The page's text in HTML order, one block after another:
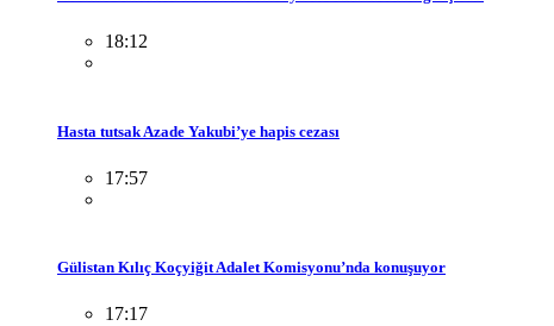
18:12
Hasta tutsak Azade Yakubi’ye hapis cezası
17:57
Gülistan Kılıç Koçyiğit Adalet Komisyonu’nda konuşuyor
17:17